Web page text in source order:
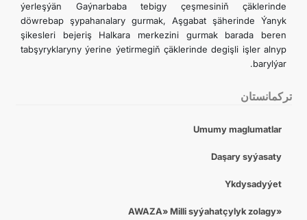
تركمانستان
Umumy maglumatlar
Daşary syýasaty
Ykdysadyýet
«AWAZA» Milli syýahatçylyk zolagy
ýerleşýän Gaýnarbaba tebigy çeşmesiniň çäklerinde
döwrebap şypahanalary gurmak, Aşgabat şäherinde Ýanyk
şikesleri bejeriş Halkara merkezini gurmak barada beren
tabşyryklaryny ýerine ýetirmegiň çäklerinde degişli işler alnyp
barylýar.